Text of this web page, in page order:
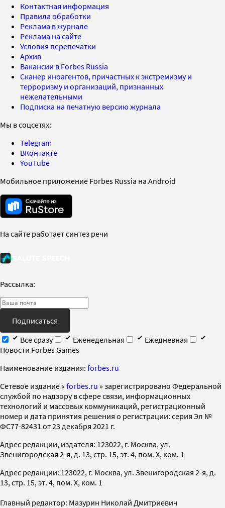
Контактная информация
Правила обработки
Реклама в журнале
Реклама на сайте
Условия перепечатки
Архив
Вакансии в Forbes Russia
Сканер иноагентов, причастных к экстремизму и
терроризму и организаций, признанных
нежелательными
Подписка на печатную версию журнала
Мы в соцсетях:
Telegram
ВКонтакте
YouTube
Мобильное приложение Forbes Russia на Android
На сайте работает синтез речи
Рассылка:
Подписаться
Все сразу
Еженедельная
Ежедневная
Новости Forbes Games
Наименование издания: forbes.ru
Cетевое издание « forbes.ru » зарегистрировано Федеральной
службой по надзору в сфере связи, информационных
технологий и массовых коммуникаций, регистрационный
номер и дата принятия решения о регистрации: серия Эл №
ФС77-82431 от 23 декабря 2021 г.
Адрес редакции, издателя: 123022, г. Москва, ул.
Звенигородская 2-я, д. 13, стр. 15, эт. 4, пом. X, ком. 1
Адрес редакции: 123022, г. Москва, ул. Звенигородская 2-я, д.
13, стр. 15, эт. 4, пом. X, ком. 1
Главный редактор: Мазурин Николай Дмитриевич